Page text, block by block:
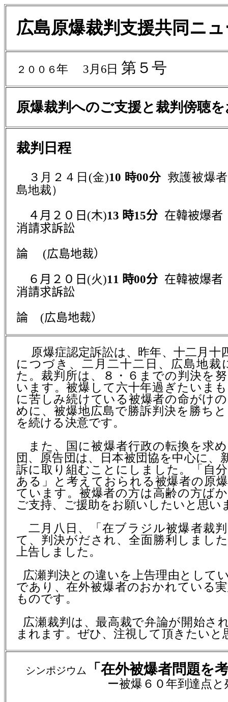
広島原爆裁判支援共同ニ
２００６年 3月 6日 第５号
原爆裁判へのご支援と裁判傍聴
裁判日程
３月２４日 (金)10 時00分 救護被爆
島地裁）
４月２０日 (木)13 時15分 在韓被爆者
消請求訴訟
論
(広島地裁）
６月２０日 (火)11 時00分 在韓被爆者
消請求訴訟
論
(広島地裁）
原爆症認定訴訟は、昨年、十二月十
につづき、二月二十二日、広島地
た。裁判所は、８・６までの判決を
います。被爆して六十年過ぎたいま
に苦しみ続けている被爆者の命がけ
めに、被爆地広島で勝訴判決を勝ち
を続ける決意です。
また、国に被爆者行政の転換を求
団、原告団は、日本被団協を中心に、
訴に取り組むことにしました。「自
ある」と考えておられる被爆者の原
ています。被爆者の方は高齢の方ば
ご支持、ご援助をお願いしたいと思い
二月八日、「在ブラジル被爆者裁
て、判決がだされ、全面勝利しまし
上告しました。
広瀬判決との違いを上告理由として
であり、在外被爆者のおかれている
ものです。
広瀬裁判は、最高裁で弁論が開始さ
まれます。ぜひ、注視して頂きたいと
シンポジウム 「在外被爆者問題を
ー被爆６０年到達点